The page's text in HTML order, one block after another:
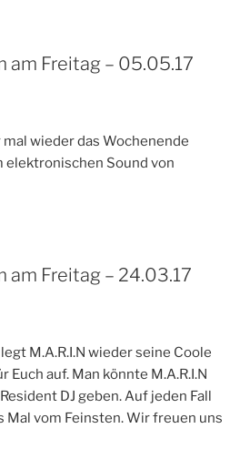
am Freitag – 05.05.17
wieder das Wochenende
Sound von
am Freitag – 24.03.17
M.A.R.I.N wieder seine Coole
Euch auf. Man könnte M.A.R.I.N
DJ geben. Auf jeden Fall
Mal vom Feinsten. Wir freuen uns